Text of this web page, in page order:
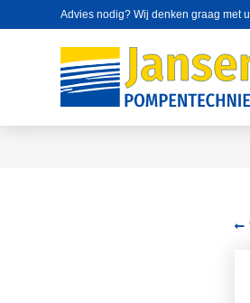
Advies nodig? Wij denken graag met